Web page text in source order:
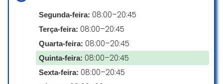
desligou o aspirador. Pareceu uma
indireta para sairmos de lá, já que
o chão estava cheio de grama.
Além da péssima empatia dos
funcionários pelo cliente, não
consigo acreditar que o barulho
Segunda-feira: 08:00–20:45
Terça-feira: 08:00–20:45
Quarta-feira: 08:00–20:45
Quinta-feira: 08:00–20:45
Sexta-feira: 08:00–20:45